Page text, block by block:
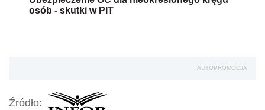
osób - skutki w PIT
AUTOPROMOCJA
Źródło: